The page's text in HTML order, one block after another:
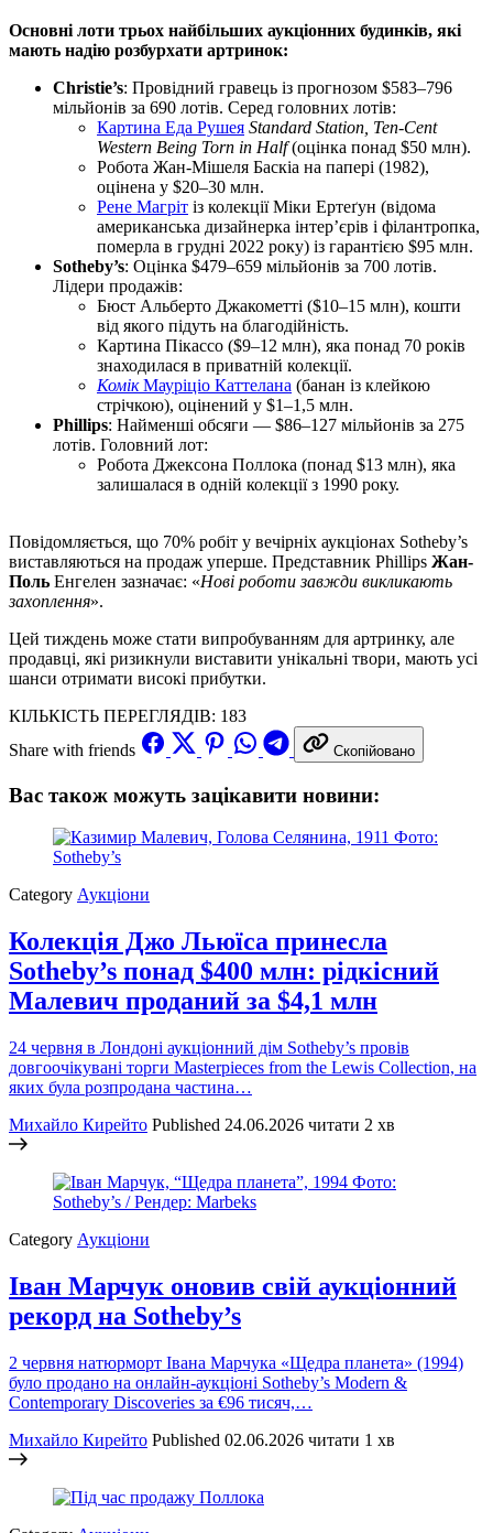
Основні лоти трьох найбільших аукціонних будинків, які
мають надію розбурхати артринок:
Christie’s: Провідний гравець із прогнозом $583–796
мільйонів за 690 лотів. Серед головних лотів:
Картина Еда Рушея Standard Station, Ten-Cent
Western Being Torn in Half(оцінка понад $50 млн).
Робота Жан-Мішеля Баскіа на папері (1982),
оцінена у $20–30 млн.
Рене Магріт із колекції Міки Ертеґун (відома
американська дизайнерка інтер’єрів і філантропка,
померла в грудні 2022 року) із гарантією $95 млн.
Sotheby’s: Оцінка $479–659 мільйонів за 700 лотів.
Лідери продажів:
Бюст Альберто Джакометті ($10–15 млн), кошти
від якого підуть на благодійність.
Картина Пікассо ($9–12 млн), яка понад 70 років
знаходилася в приватній колекції.
КомікМауріціо Каттелана (банан із клейкою
стрічкою), оцінений у $1–1,5 млн.
Phillips: Найменші обсяги — $86–127 мільйонів за 275
лотів. Головний лот:
Робота Джексона Поллока (понад $13 млн), яка
залишалася в одній колекції з 1990 року.
Повідомляється, що 70% робіт у вечірніх аукціонах Sotheby’s
виставляються на продаж уперше. Представник Phillips Жан-
Поль Енгелен зазначає: «Нові роботи завжди викликають
захоплення».
Цей тиждень може стати випробуванням для артринку, але
продавці, які ризикнули виставити унікальні твори, мають усі
шанси отримати високі прибутки.
КІЛЬКІСТЬ ПЕРЕГЛЯДІВ: 183
Share with friends
Скопійовано
Вас також можуть зацікавити новини:
Category Аукціони
Колекція Джо Льюїса принесла
Sotheby’s понад $400 млн: рідкісний
Малевич проданий за $4,1 млн
24 червня в Лондоні аукціонний дім Sotheby’s провів
довгоочікувані торги Masterpieces from the Lewis Collection, на
яких була розпродана частина…
Михайло Кирейто Published 24.06.2026 читати 2 хв
Category Аукціони
Іван Марчук оновив свій аукціонний
рекорд на Sotheby’s
2 червня натюрморт Івана Марчука «Щедра планета» (1994)
було продано на онлайн-аукціоні Sotheby’s Modern &
Contemporary Discoveries за €96 тисяч,…
Михайло Кирейто Published 02.06.2026 читати 1 хв